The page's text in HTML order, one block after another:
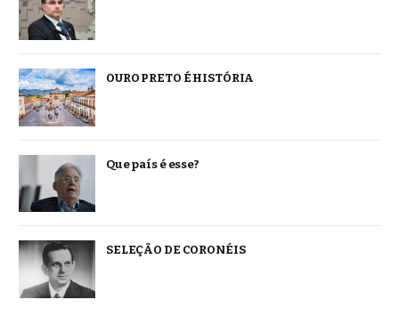
OURO PRETO É HISTÓRIA
Que país é esse?
SELEÇÃO DE CORONÉIS